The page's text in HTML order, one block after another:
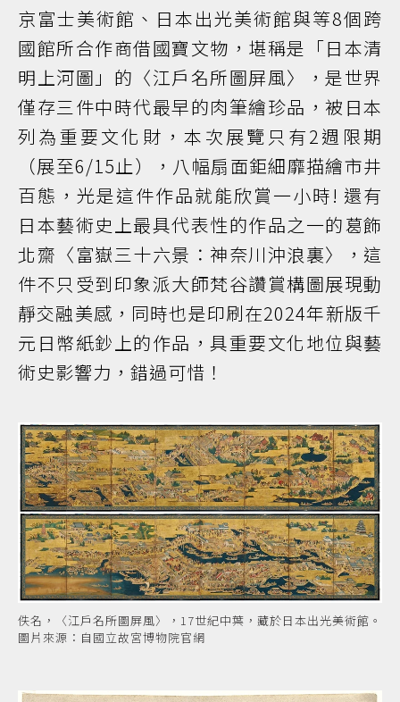
京富士美術館、日本出光美術館與等8個跨
國館所合作商借國寶文物，堪稱是「日本清
明上河圖」的〈江戶名所圖屏風〉，是世界
僅存三件中時代最早的肉筆繪珍品，被日本
列為重要文化財，本次展覽只有2週限期
（展至6/15止），八幅扇面鉅細靡描繪市井
百態，光是這件作品就能欣賞一小時! 還有
日本藝術史上最具代表性的作品之一的葛飾
北齋〈富嶽三十六景：神奈川沖浪裏〉，這
件不只受到印象派大師梵谷讚賞構圖展現動
靜交融美感，同時也是印刷在2024年新版千
元日幣紙鈔上的作品，具重要文化地位與藝
術史影響力，錯過可惜！
佚名，〈江戶名所圖屏風〉，17世紀中葉，藏於日本出光美術館。
圖片來源：自國立故宮博物院官網